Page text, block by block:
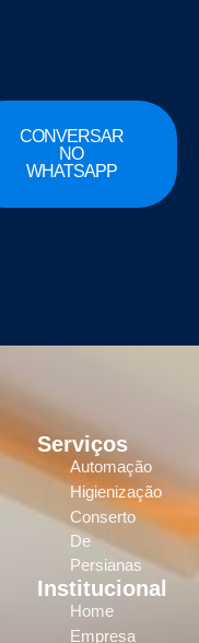
CONVERSAR
NO
WHATSAPP
Serviços
Automação
Higienização
Conserto
De
Persianas
Institucional
Home
Empresa